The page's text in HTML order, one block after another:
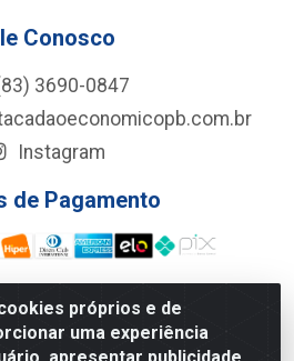
próprios e de
uma experiência
Conosco
3690-0847
Instagram
de Pagamento
Rua Jose Ferreira De Lima, 127 -
Veneza, João Pessoa/PB - CEP